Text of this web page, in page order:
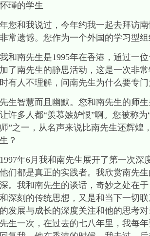
瑾的学生
和我说过，今年约我一起去拜访南
常遗憾。您作为一个外国的学习型
南先生是1995年在香港，通过一位
了南先生的静思活动，这是一次非
有人不理解，问南先生为什么要专
智慧而且幽默。您和南先生的师生
许多人都“羡慕嫉妒恨”啊。您被称
”之一，从名声来说比南先生还辉
？
年6月我和南先生展开了第一次深
们都是真正的实践者。我欣赏南先
。我和南先生的谈话，奇妙之处在
深刻的传统思想，又是和当下一切
发展与成长的深度关注和他的思考
生一次，在过去的七八年里，我每